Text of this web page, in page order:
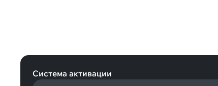
Система активации